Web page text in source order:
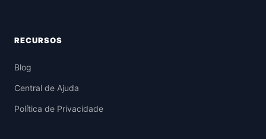
RECURSOS
Blog
Central de Ajuda
Política de Privacidade